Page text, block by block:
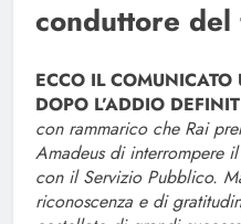
conduttore del
ECCO IL COMUNICATO
DOPO L’ADDIO
con rammarico che Rai
Amadeus di interrompere
con il Servizio Pubblico.
riconoscenza e di